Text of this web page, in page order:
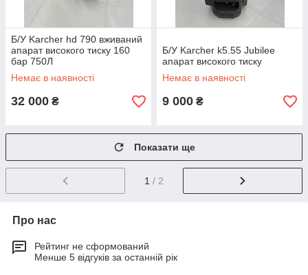
Б/У Karcher hd 790 вживаний
апарат високого тиску 160
бар 750Л
Немає в наявності
32 000 ₴
Б/У Karcher k5.55 Jubilee
апарат високого тиску
Немає в наявності
9 000 ₴
Показати ще
1 / 2
Про нас
Рейтинг не сформований
Менше 5 відгуків за останній рік